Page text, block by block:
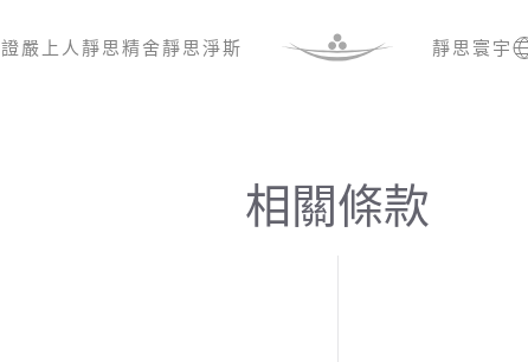
證嚴上人 靜思精舍靜思淨斯 靜思寰宇
相關條款